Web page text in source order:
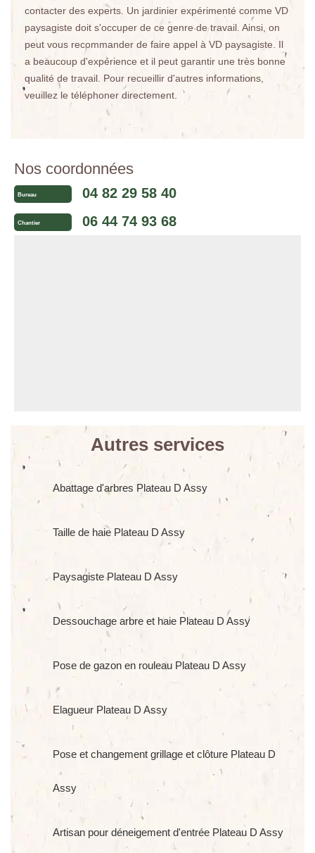
contacter des experts. Un jardinier expérimenté comme VD
paysagiste doit s'occuper de ce genre de travail. Ainsi, on
peut vous recommander de faire appel à VD paysagiste. Il
a beaucoup d'expérience et il peut garantir une très bonne
qualité de travail. Pour recueillir d'autres informations,
veuillez le téléphoner directement.
Nos coordonnées
Bureau 04 82 29 58 40
Chantier 06 44 74 93 68
Autres services
Abattage d'arbres Plateau D Assy
Taille de haie Plateau D Assy
Paysagiste Plateau D Assy
Dessouchage arbre et haie Plateau D Assy
Pose de gazon en rouleau Plateau D Assy
Elagueur Plateau D Assy
Pose et changement grillage et clôture Plateau D
Assy
Artisan pour déneigement d'entrée Plateau D Assy